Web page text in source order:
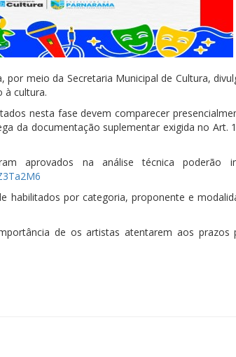
por meio da Secretaria Municipal de Cultura,
à cultura.
nesta fase devem comparecer
da documentação suplementar exigida no Art.
aprovados na análise técnica poderão
habilitados por categoria, proponente e
de os artistas atentarem aos